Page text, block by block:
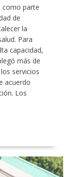
como parte
de
la
Para
capacidad,
más de
servicios
acuerdo
Los